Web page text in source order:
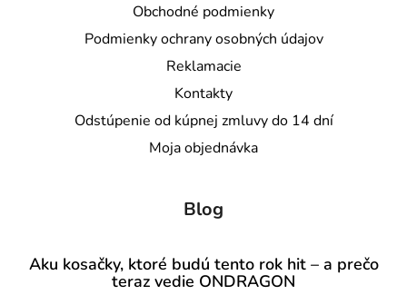
Obchodné podmienky
Podmienky ochrany osobných údajov
Reklamacie
Kontakty
Odstúpenie od kúpnej zmluvy do 14 dní
Moja objednávka
Blog
Aku kosačky, ktoré budú tento rok hit – a prečo
teraz vedie ONDRAGON